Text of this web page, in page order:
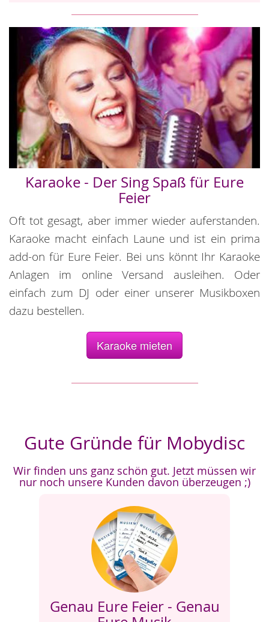
Karaoke - Der Sing Spaß für Eure
Feier
Oft tot gesagt, aber immer wieder auferstanden.
Karaoke macht einfach Laune und ist ein prima
add-on für Eure Feier. Bei uns könnt Ihr Karaoke
Anlagen im online Versand ausleihen. Oder
einfach zum DJ oder einer unserer Musikboxen
dazu bestellen.
Karaoke mieten
Gute Gründe für Mobydisc
Wir finden uns ganz schön gut. Jetzt müssen wir
nur noch unsere Kunden davon überzeugen ;)
Genau Eure Feier - Genau